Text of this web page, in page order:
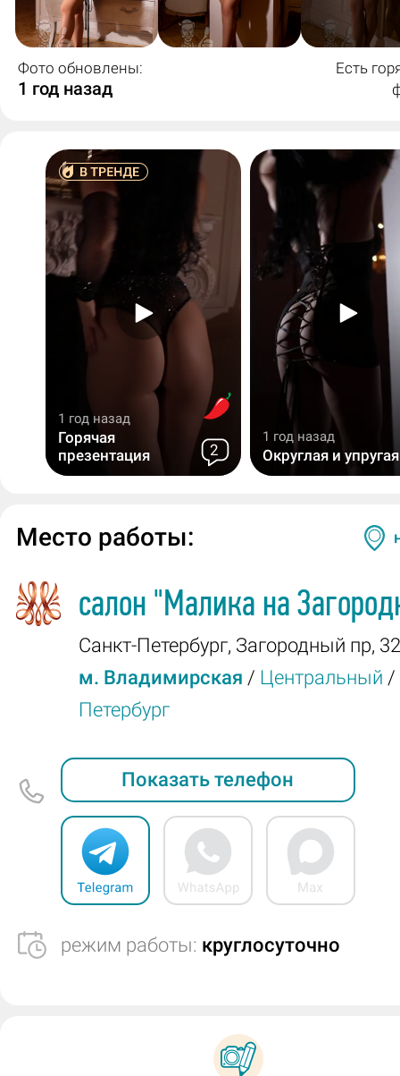
Фото обновлены:
1 год назад
Есть
1 год назад
Горячая
презентация
2
1 год назад
Округлая и упругая
Место работы:
салон "Малика на
Санкт-Петербург, Загородный пр, 32
м. Владимирская / Центральный /
Петербург
Показать телефон
режим работы: круглосуточно